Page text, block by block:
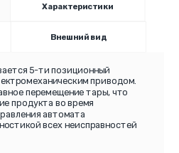
Характеристики
Внешний вид
5-ти позиционный
приводом.
перемещение тары, что
продукта во время
автомата
всех неисправностей